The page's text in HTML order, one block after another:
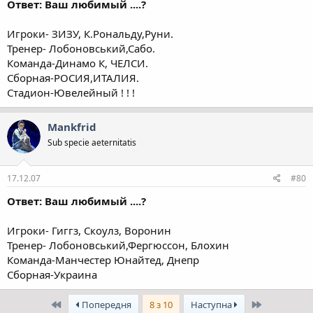
Ответ: Ваш любимый ....?
Игроки- ЗИЗУ, К.Рональду,Руни.
Тренер- Лобоновський,Сабо.
Команда-Динамо К, ЧЕЛСИ.
Сборная-РОСИЯ,ИТАЛИЯ.
Стадион-Ювелейный ! ! !
Mankfrid
Sub specie aeternitatis
17.12.07 #80
Ответ: Ваш любимый ....?
Игроки- Гиггз, Скоулз, Воронин
Тренер- Лобоновський,Фергюссон, Блохин
Команда-Манчестер Юнайтед, Днепр
Сборная-Украина
ПершийПопередня 8 з 10 Наступна Останній